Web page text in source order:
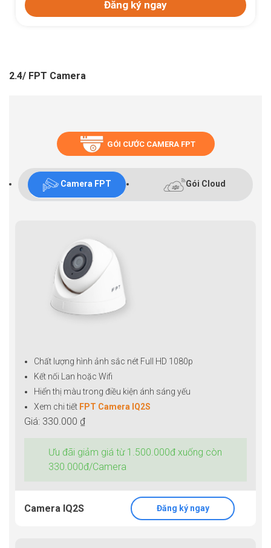
Đăng ký ngay
2.4/ FPT Camera
GÓI CƯỚC CAMERA FPT
Camera FPT Gói Cloud
Chất lượng hình ảnh sắc nét Full HD 1080p
Kết nối Lan hoặc Wifi
Hiển thị màu trong điều kiện ánh sáng yếu
Xem chi tiết FPT Camera IQ2S
Giá: 330.000 ₫
Ưu đãi giảm giá từ 1.500.000đ xuống còn
330.000đ/Camera
Camera IQ2S Đăng ký ngay